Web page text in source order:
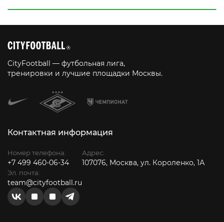
CityFootball — футбольная лига,
тренировки и лучшие площадки Москвы.
Контактная информация
Номер телефона:
+7 499 460-06-34
Эл. почта:
team@cityfootball.ru
Адрес:
107076, Москва, ул. Короленко, 1А